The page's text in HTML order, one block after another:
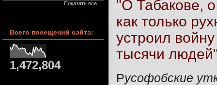
"О Табакове,
как только
устроил
тысячи
Русофобские
Показать все
Всего посещений сайта:
1,472,804